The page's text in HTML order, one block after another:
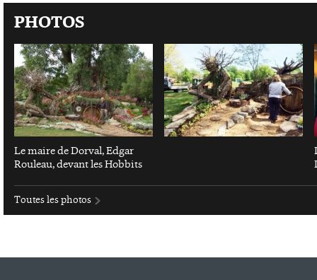
PHOTOS
Le maire de Dorval, Edgar
Rouleau, devant les Hobbits
Toutes les photos